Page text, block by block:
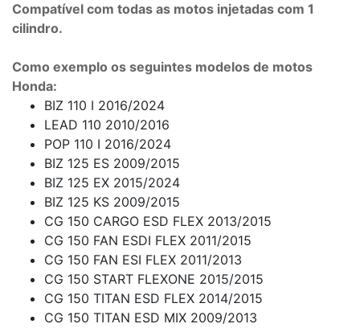
Compatível com todas as motos injetadas com 1
cilindro.
Como exemplo os seguintes modelos de motos
Honda:
BIZ 110 I 2016/2024
LEAD 110 2010/2016
POP 110 I 2016/2024
BIZ 125 ES 2009/2015
BIZ 125 EX 2015/2024
BIZ 125 KS 2009/2015
CG 150 CARGO ESD FLEX 2013/2015
CG 150 FAN ESDI FLEX 2011/2015
CG 150 FAN ESI FLEX 2011/2013
CG 150 START FLEXONE 2015/2015
CG 150 TITAN ESD FLEX 2014/2015
CG 150 TITAN ESD MIX 2009/2013